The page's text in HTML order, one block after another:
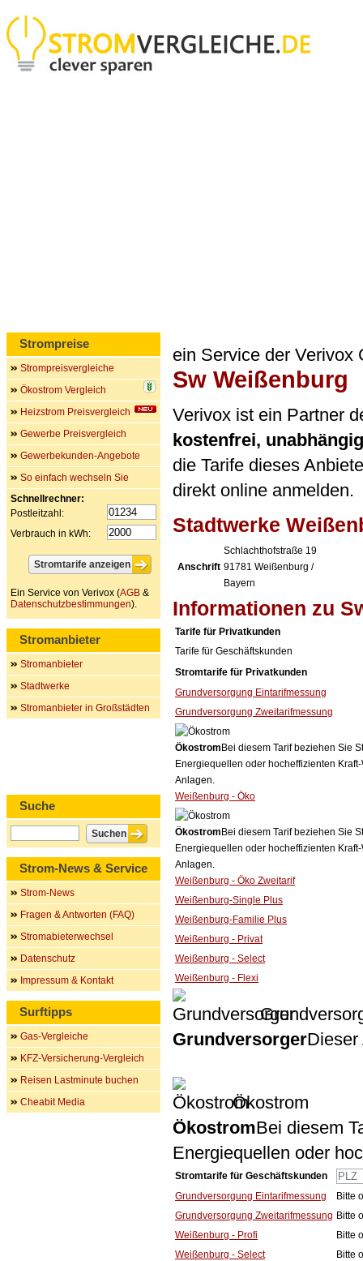
ein Service der Verivox
Sw Weißenburg
Verivox ist ein Partner
kostenfrei,
die Tarife dieses
direkt online anmelden.
Stadtwerke
Anschrift
Schlachthofstraße 19
91781 Weißenburg /
Bayern
Informationen zu
Tarife für Privatkunden
Tarife für Geschäftskunden
Stromtarife für Privatkunden
Grundversorgung Eintarifmessung
Grundversorgung Zweitarifmessung
Ökostrom Bei diesem Tarif beziehen Sie
Energiequellen oder hocheffizienten
Anlagen.
Weißenburg - Öko
Ökostrom Bei diesem Tarif beziehen Sie
Energiequellen oder hocheffizienten
Anlagen.
Weißenburg - Öko Zweitarif
Weißenburg-Single Plus
Weißenburg-Familie Plus
Weißenburg - Privat
Weißenburg - Select
Weißenburg - Flexi
GrundversorgerDieser
Ökostrom
ÖkostromBei diesem
Energiequellen oder
Stromtarife für Geschäftskunden
Grundversorgung Eintarifmessung
Bitte
Grundversorgung Zweitarifmessung Bitte
Weißenburg - Profi
Bitte
Weißenburg - Select
Bitte
Strompreise
Strompreisvergleiche
Ökostrom Vergleich
Heizstrom Preisvergleich
Gewerbe Preisvergleich
Gewerbekunden-Angebote
So einfach wechseln Sie
Schnellrechner:
Postleitzahl:
Verbrauch in kWh:
Ein Service von Verivox (AGB &
Datenschutzbestimmungen).
Stromanbieter
Stromanbieter
Stadtwerke
Stromanbieter in Großstädten
Suche
Strom-News & Service
Strom-News
Fragen & Antworten (FAQ)
Stromabieterwechsel
Datenschutz
Impressum & Kontakt
Surftipps
Gas-Vergleiche
KFZ-Versicherung-Vergleich
Reisen Lastminute buchen
Cheabit Media